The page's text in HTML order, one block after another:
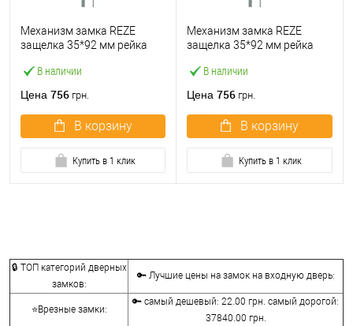
В наличии
Механизм замка REZE
защелка 35*92 мм рейка
Цена 756 грн.
В корзину
Купить в 1 клик
В наличии
Механизм замка REZE
защелка 35*92 мм рейка
Цена 756 грн.
В корзину
Купить в 1 клик
🔒 ТОП категорий дверных
замков:
🔑 Лучшие цены на замок на входную дверь:
⭐Врезные замки:
🔑 самый дешевый: 22.00 грн. самый дорогой:
37840.00 грн.